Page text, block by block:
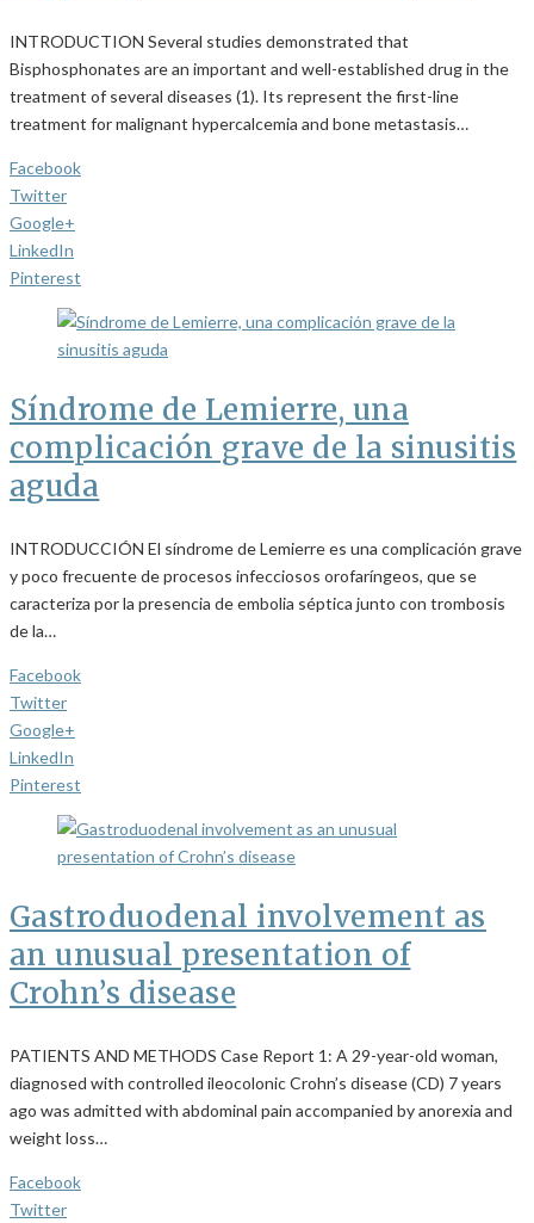
INTRODUCTION Several studies demonstrated that
Bisphosphonates are an important and well-established drug in the
treatment of several diseases (1). Its represent the first-line
treatment for malignant hypercalcemia and bone metastasis…
Facebook
Twitter
Google+
LinkedIn
Pinterest
Síndrome de Lemierre, una
complicación grave de la sinusitis
aguda
INTRODUCCIÓN El síndrome de Lemierre es una complicación grave
y poco frecuente de procesos infecciosos orofaríngeos, que se
caracteriza por la presencia de embolia séptica junto con trombosis
de la…
Facebook
Twitter
Google+
LinkedIn
Pinterest
Gastroduodenal involvement as
an unusual presentation of
Crohn’s disease
PATIENTS AND METHODS Case Report 1: A 29-year-old woman,
diagnosed with controlled ileocolonic Crohn’s disease (CD) 7 years
ago was admitted with abdominal pain accompanied by anorexia and
weight loss…
Facebook
Twitter